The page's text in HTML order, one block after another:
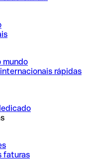
mundo
rápidas
faturas